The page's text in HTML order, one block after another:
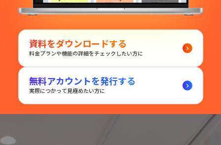
資料をダウンロードする
料金プランや機能の詳細をチェックしたい方に
無料アカウントを発行する
実際につかって見極めたい方に